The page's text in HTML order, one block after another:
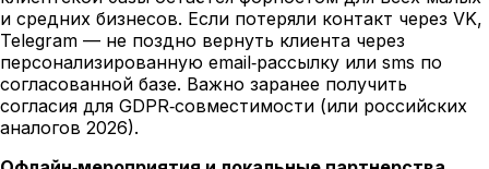
и средних бизнесов. Если потеряли контакт через VK,
Telegram — не поздно вернуть клиента через
персонализированную email‑рассылку или sms по
согласованной базе. Важно заранее получить
согласия для GDPR‑совместимости (или российских
аналогов 2026).